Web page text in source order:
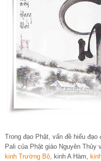
Trong đạo Phật, vấn đề hiếu
Pali của Phật giáo Nguyên Thủy
kinh Trường Bộ, kinh A Hàm,